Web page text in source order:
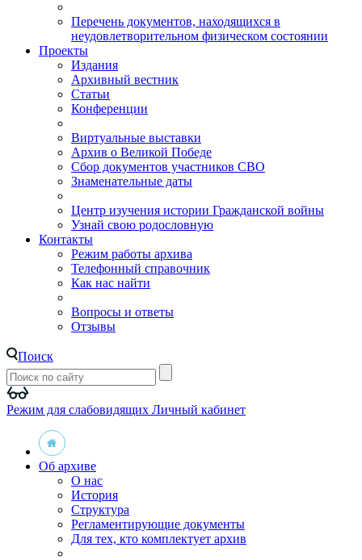
Перечень документов, находящихся в
неудовлетворительном физическом состоянии
Проекты
Издания
Архивный вестник
Статьи
Конференции
Виртуальные выставки
Архив о Великой Победе
Сбор документов участников СВО
Знаменательные даты
Центр изучения истории Гражданской войны
Узнай свою родословную
Контакты
Режим работы архива
Телефонный справочник
Как нас найти
Вопросы и ответы
Отзывы
Поиск
Режим для слабовидящих Личный кабинет
Об архиве
О нас
История
Структура
Регламентирующие документы
Для тех, кто комплектует архив